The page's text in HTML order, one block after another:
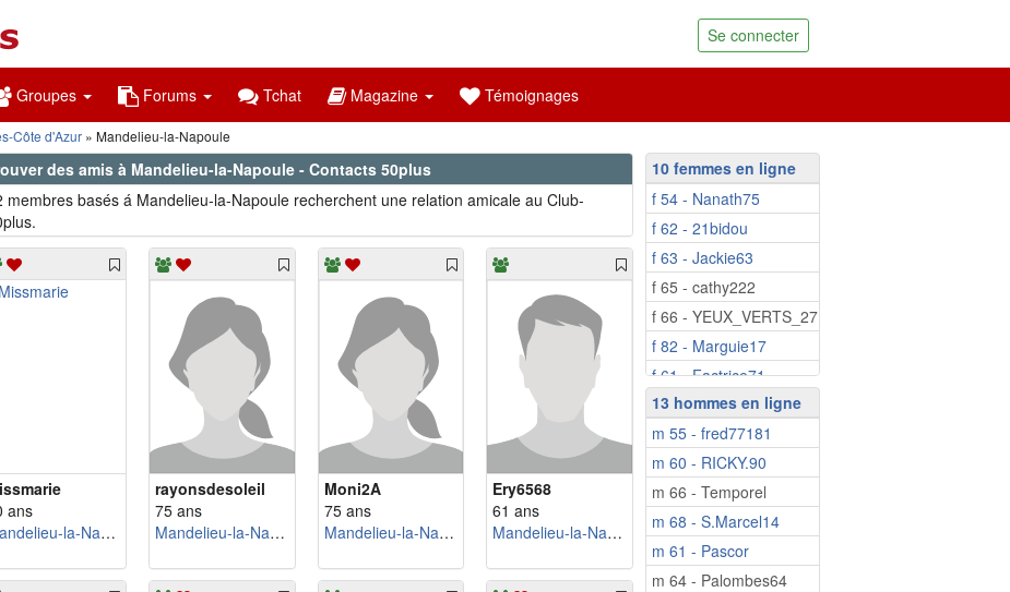
Se connecter
Groupes Forums Tchat Magazine Témoignages
Côte d'Azur Mandelieu-la-Napoule
des amis à Mandelieu-la-Napoule - Contacts 50plus
membres basés á Mandelieu-la-Napoule recherchent une relation amicale au Club-
ans
Mandelieu-la-Napoule
rayonsdesoleil
75 ans
Mandelieu-la-Napoule
Moni2A
75 ans
Mandelieu-la-Napoule
Ery6568
61 ans
Mandelieu-la-Napoule
10 femmes en ligne
f 54 - Nanath75
f 62 - 21bidou
f 63 - Jackie63
f 65 - cathy222
f 66 - YEUX_VERTS_27
f 82 - Marguie17
f 61 - Factrice71
f 66 - BELLISA
f 71 - Marie1810
f 74 - madaphnee
13 hommes en ligne
m 55 - fred77181
m 60 - RICKY.90
m 66 - Temporel
m 68 - S.Marcel14
m 61 - Pascor
m 64 - Palombes64